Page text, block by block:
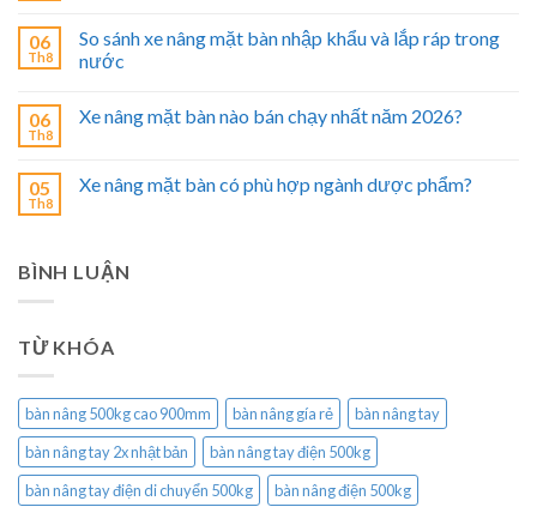
06
Th8
So sánh xe nâng mặt bàn nhập khẩu và lắp ráp trong
nước
06
Th8
Xe nâng mặt bàn nào bán chạy nhất năm 2026?
05
Th8
Xe nâng mặt bàn có phù hợp ngành dược phẩm?
BÌNH LUẬN
TỪ KHÓA
bàn nâng 500kg cao 900mm bàn nâng gía rẻ
bàn nâng tay
bàn nâng tay 2x nhật bản
bàn nâng tay điện 500kg
bàn nâng tay điện di chuyển 500kg
bàn nâng điện 500kg